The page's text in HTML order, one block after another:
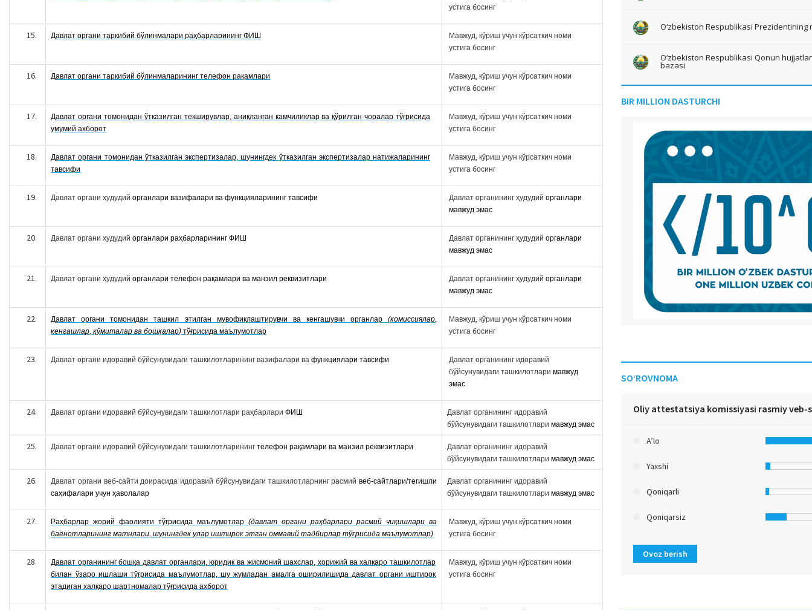
устига босинг
Давлат органи таркибий бўлинмалари раҳбарларининг ФИШ
Мавжуд, кўриш учун кўрсаткич номи
устига босинг
Давлат органи таркибий бўлинмаларининг телефон рақамлари
Мавжуд, кўриш учун кўрсаткич номи
устига босинг
Давлат органи томонидан ўтказилган текширувлар, аниқланган камчиликлар ва қўрилган чоралар тўғрисида
умумий ахборот
Мавжуд, кўриш учун кўрсаткич номи
устига босинг
Давлат органи томонидан ўтказилган экспертизалар, шунингдек ўтказилган экспертизалар натижаларининг
тавсифи
Мавжуд, кўриш учун кўрсаткич номи
устига босинг
Давлат органи ҳудудийорганлари вазифалари ва функцияларининг тавсифи Давлат органининг ҳудудийорганлари
мавжуд эмас
Давлат органи ҳудудийорганлари раҳбарларининг ФИШ Давлат органининг ҳудудийорганлари
мавжуд эмас
Давлат органи ҳудудийорганлари телефон рақамлари ва манзил реквизитлари Давлат органининг ҳудудийорганлари
мавжуд эмас
Давлат органи томонидан ташкил этилган мувофиқлаштирувчи ва кенгашувчи органлар(комиссиялар,
кенгашлар,қўмиталар ва бошқалар) тўғрисида маълумотлар
Мавжуд, кўриш учун кўрсаткич номи
устига босинг
Давлат органи идоравий бўйсунувидаги ташкилотларининг вазифалари вафункциялари тавсифи
Давлат органининг идоравий
бўйсунувидаги ташкилотлари мавжуд
эмас
Давлат органи идоравий бўйсунувидаги ташкилотлари раҳбарлариФИШ
Давлат органининг идоравий
бўйсунувидаги ташкилотлари мавжуд эмас
Давлат органи идоравий бўйсунувидаги ташкилотларинингтелефон рақамлари ва манзил реквизитлари
Давлат органининг идоравий
бўйсунувидаги ташкилотлари мавжуд эмас
Давлат органи веб-сайти доирасида идоравий бўйсунувидаги ташкилотларнинг расмий веб-сайтлари/тегишли
саҳифалари учун ҳаволалар
Давлат органининг идоравий
бўйсунувидаги ташкилотлари мавжуд эмас
Раҳбарлар жорий фаолияти тўғрисида маълумотлар(давлат органи раҳбарлари расмий чиқишлари ва
баёнотларининг матнлари, шунингдек улар иштирок этган оммавий тадбирлар тўғрисида маълумотлар)
Мавжуд, кўриш учун кўрсаткич номи
устига босинг
Давлат органининг бошқа давлат органлари, юридик ва жисмоний шахслар, хорижий ва халқаро ташкилотлар
билан ўзаро ишлаши тўғрисида маълумотлар, шу жумладан амалга оширилишида давлат органи иштирок
этадиган халқаро шартномалар тўғрисида ахборот
Мавжуд, кўриш учун кўрсаткич номи
устига босинг
O‘zbekiston Respublikasi Prezidentining
O‘zbekiston Respublikasi Qonun
bazasi
BIR MILLION DASTURCHI
SO‘ROVNOMA
Oliy attestatsiya komissiyasi rasmiy
A’lo
Yaxshi
Qoniqarli
Qoniqarsiz
Ovoz berish